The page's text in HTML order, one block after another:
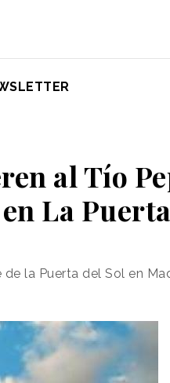
al Tío
La
la Puerta del Sol en